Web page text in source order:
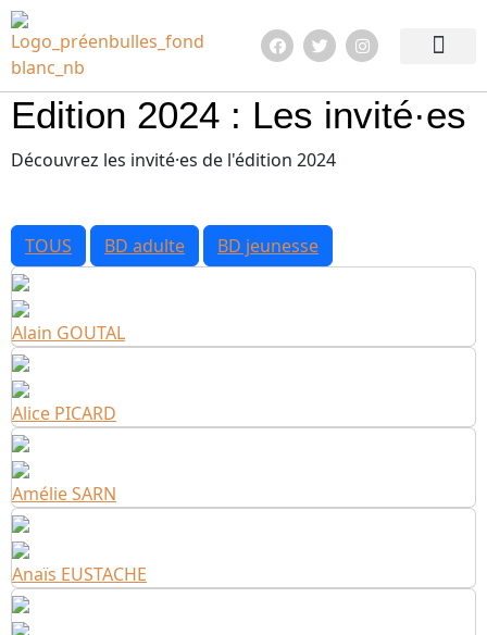
Edition 2024 : Les invité·es
Découvrez les invité·es de l'édition 2024
TOUS BD adulte BD jeunesse
Alain GOUTAL
Alice PICARD
Amélie SARN
Anaïs EUSTACHE